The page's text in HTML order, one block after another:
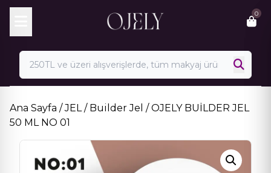
Skip
content
0
Ana Sayfa /JEL/ Builder Jel / OJELY BUİLDER JEL
50 ML NO 01